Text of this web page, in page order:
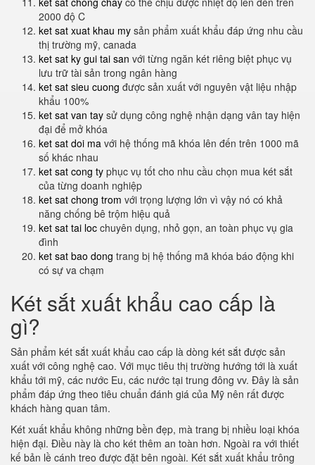
2000 độ C
ket sat xuat khau my sản phẩm xuất khẩu đáp ứng nhu cầu
thị trường mỹ, canada
ket sat ky gui tai san với từng ngăn két riêng biệt phục vụ
lưu trữ tài sản trong ngân hàng
ket sat sieu cuong được sản xuất với nguyên vật liệu nhập
khẩu 100%
ket sat van tay sử dụng công nghệ nhận dạng vân tay hiện
đại để mở khóa
ket sat doi ma với hệ thống mã khóa lên đến trên 1000 mã
số khác nhau
ket sat cong ty phục vụ tốt cho nhu cầu chọn mua két sắt
của từng doanh nghiệp
ket sat chong trom với trọng lượng lớn vì vậy nó có khả
năng chống bê trộm hiệu quả
ket sat tai loc chuyên dụng, nhỏ gọn, an toàn phục vụ gia
đình
ket sat bao dong trang bị hệ thống mã khóa báo động khi
có sự va chạm
Két sắt xuất khẩu cao cấp là
gì?
Sản phẩm két sắt xuất khẩu cao cấp là dòng két sắt được sản
xuất với công nghệ cao. Với mục tiêu thị trường hướng tới là xuất
khẩu tới mỹ, các nước Eu, các nước tại trung đông vv. Đây là sản
phẩm đáp ứng theo tiêu chuẩn đánh giá của Mỹ nên rất được
khách hàng quan tâm.
Két xuất khẩu không những bền đẹp, mà trang bị nhiều loại khóa
hiện đại. Điều này là cho két thêm an toàn hơn. Ngoài ra với thiết
kế bản lề cánh treo được đặt bên ngoài. Két sắt xuất khẩu trông